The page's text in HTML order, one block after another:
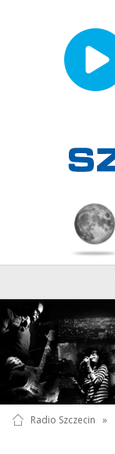
Radio Szczecin »